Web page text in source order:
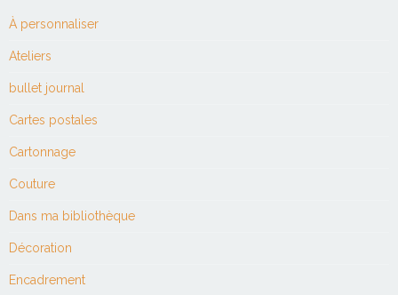
À personnaliser
Ateliers
bullet journal
Cartes postales
Cartonnage
Couture
Dans ma bibliothèque
Décoration
Encadrement